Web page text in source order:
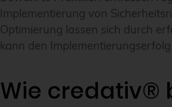
Implementierung von
Optimierung lassen sich durch
kann den
Wie credativ®